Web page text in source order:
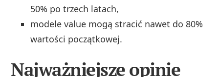
50% po trzech latach,
modele value mogą stracić nawet do 80%
wartości początkowej.
Najważniejsze opinie